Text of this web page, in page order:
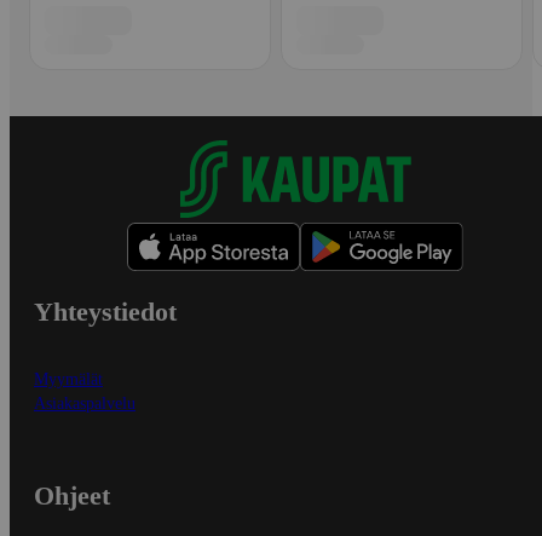
Yhteystiedot
Myymälät
Asiakaspalvelu
Ohjeet